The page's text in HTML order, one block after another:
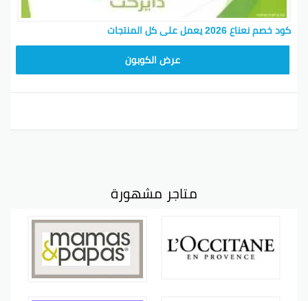
كود خصم نعناع 2026 يعمل على كل المنتجات
عرض الكوبون
متاجر مشهورة